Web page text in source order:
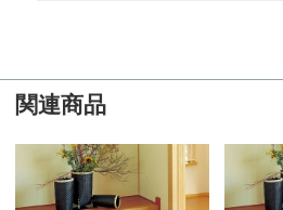
関連商品